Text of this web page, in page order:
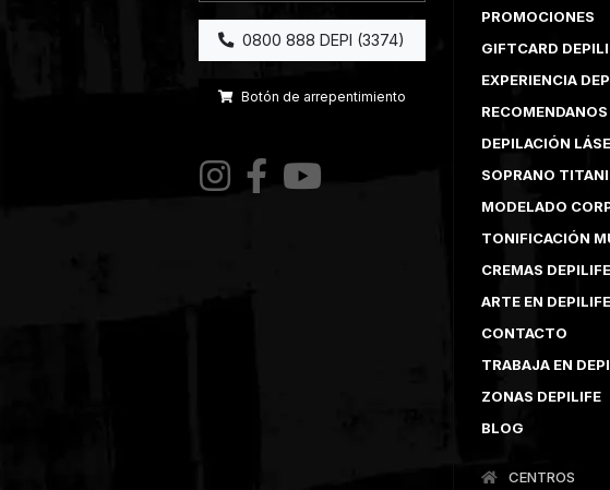
0800 888 DEPI (3374)
Botón de arrepentimiento
PROMOCIONES
GIFTCARD
EXPERIENCIA
DEPILACIÓN
SOPRANO
MODELADO
TONIFICACIÓN
CREMAS DEPILIFE
ARTE EN DEPILIFE
CONTACTO
TRABAJA EN
ZONAS DEPILIFE
BLOG
CENTROS